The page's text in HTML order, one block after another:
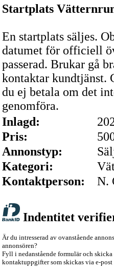
Startplats
En startplats säljes.
datumet för officiell
passerad. Brukar gå
kontaktar kundtjänst.
du ej betala om det
genomföra.
Inlagd:
Pris:
Annonstyp:
Kategori:
Kontaktperson:
N.
Indentitet
Är du intresserad av ovanstående
annonsören?
Fyll i nedanstående formulär och
kontaktuppgifter som skickas via e-